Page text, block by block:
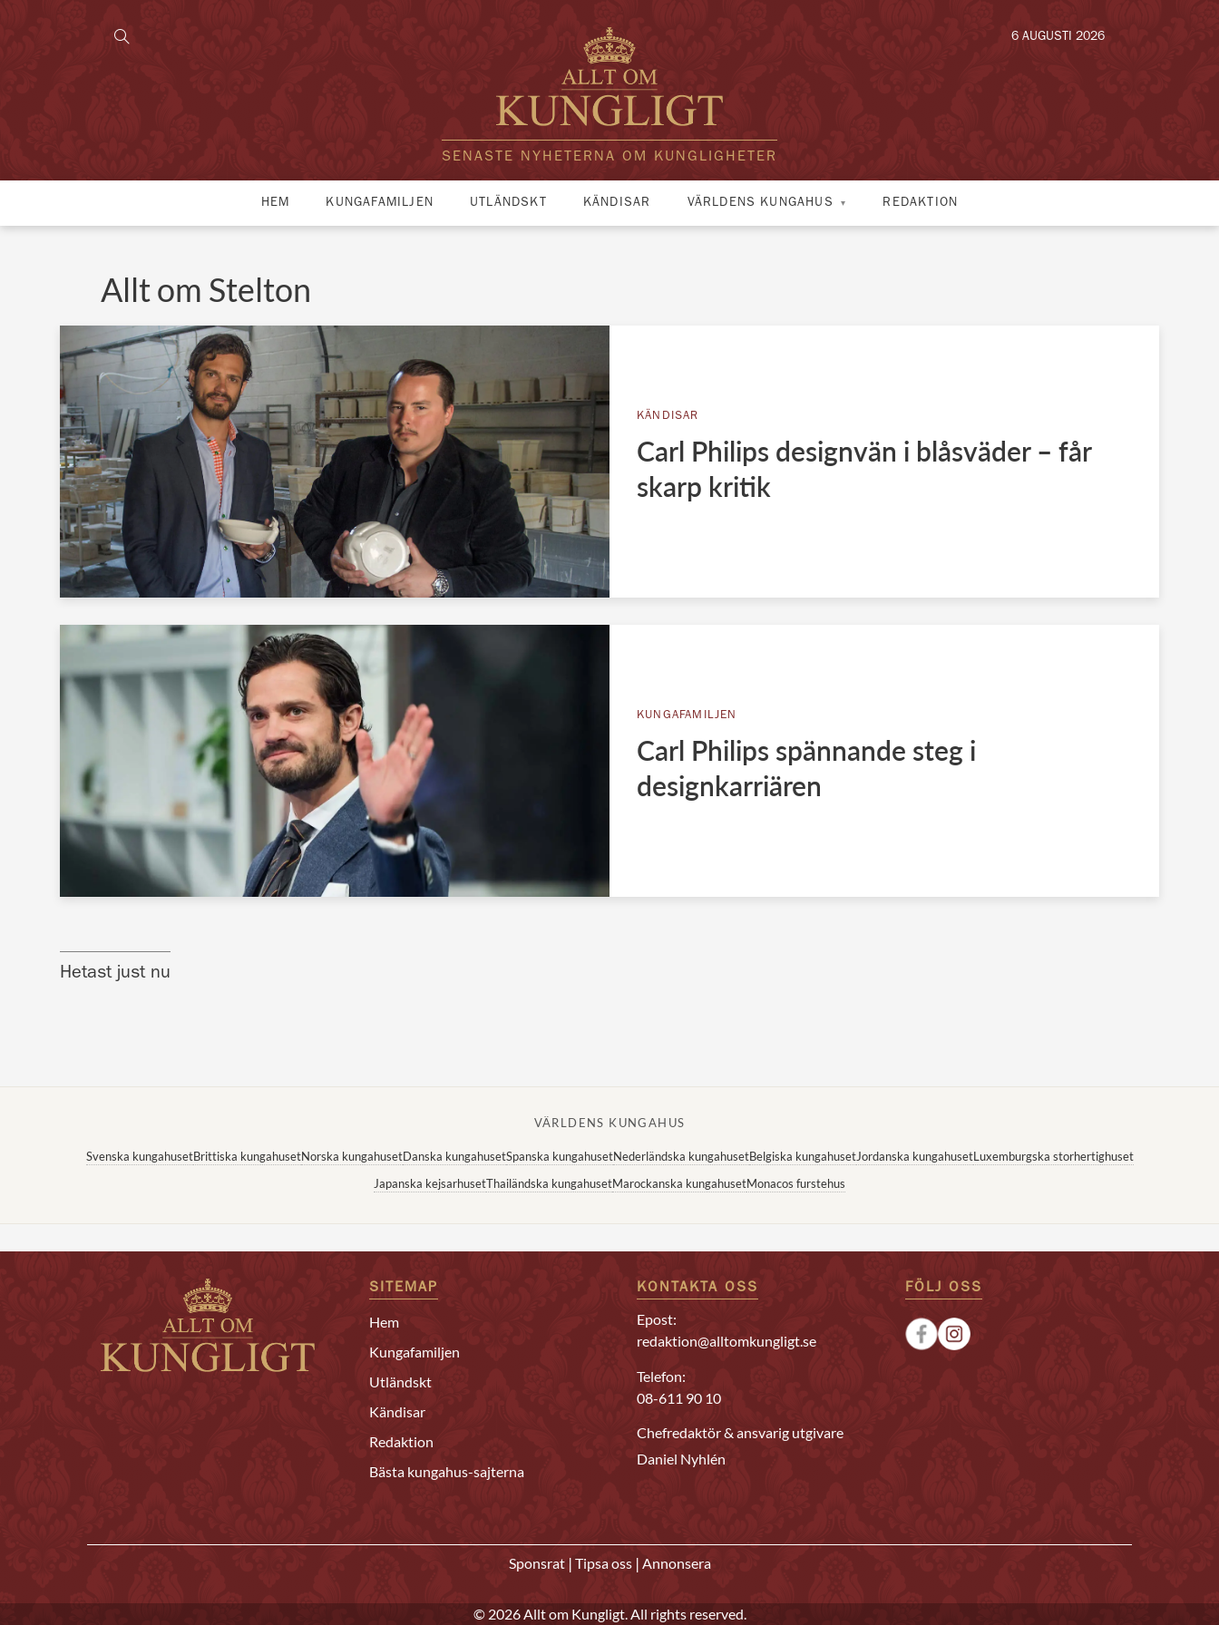
SENASTE NYHETERNA OM KUNGLIGHETER
6 AUGUSTI 2026
HEM KUNGAFAMILJEN UTLÄNDSKT KÄNDISAR VÄRLDENS KUNGAHUS REDAKTION
Allt om Stelton
KÄNDISAR
Carl Philips designvän i blåsväder – får
skarp kritik
KUNGAFAMILJEN
Carl Philips spännande steg i
designkarriären
Hetast just nu
VÄRLDENS KUNGAHUS
Svenska kungahusetBrittiska kungahusetNorska kungahusetDanska kungahusetSpanska kungahusetNederländska kungahusetBelgiska kungahusetJordanska kungahusetLuxemburgska storhertighuset
Japanska kejsarhusetThailändska kungahusetMarockanska kungahusetMonacos furstehus
SITEMAP
Hem
Kungafamiljen
Utländskt
Kändisar
Redaktion
Bästa kungahus-sajterna
KONTAKTA OSS
Epost:
redaktion@alltomkungligt.se
Telefon:
08-611 90 10
Chefredaktör & ansvarig utgivare
Daniel Nyhlén
FÖLJ OSS
Sponsrat | Tipsa oss | Annonsera
© 2026 Allt om Kungligt. All rights reserved.